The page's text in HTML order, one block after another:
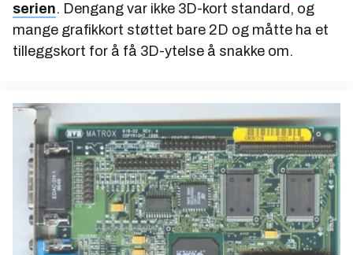
serien. Dengang var ikke 3D-kort standard, og
mange grafikkort støttet bare 2D og måtte ha et
tilleggskort for å få 3D-ytelse å snakke om.